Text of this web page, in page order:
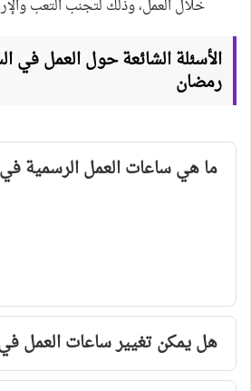
خلال العمل، وذلك لتجنب التعب
الأسئلة الشائعة حول العمل في
رمضان
ما هي ساعات العمل الرسمية
هل يمكن تغيير ساعات العمل